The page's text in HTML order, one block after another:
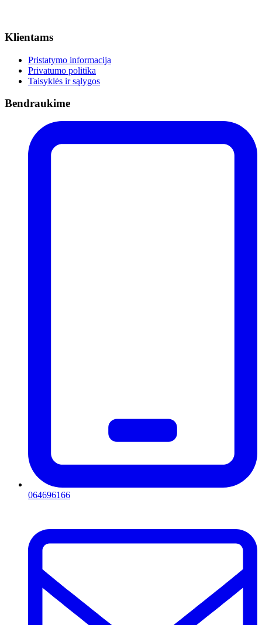
Klientams
Pristatymo informacija
Privatumo politika
Taisyklės ir sąlygos
Bendraukime
064696166